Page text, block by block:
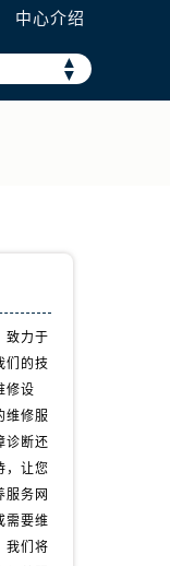
中心介绍
▲
▼
致力于
们的技
修设
维修服
诊断还
，让您
服务网
需要维
我们将